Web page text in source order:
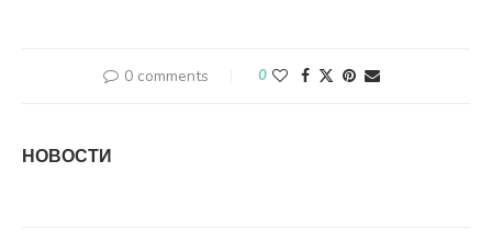
0 comments 0
НОВОСТИ